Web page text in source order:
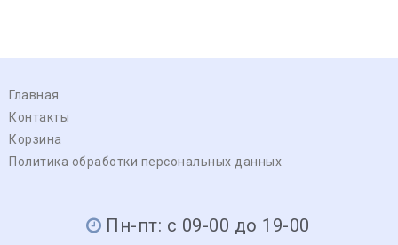
Главная
Контакты
Корзина
Политика обработки персональных данных
Пн-пт: с 09-00 до 19-00